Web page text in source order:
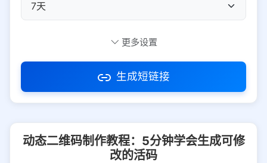
访问密码
更多设置
生成短链接
动态二维码制作教程：5分钟学会生成可修
改的活码